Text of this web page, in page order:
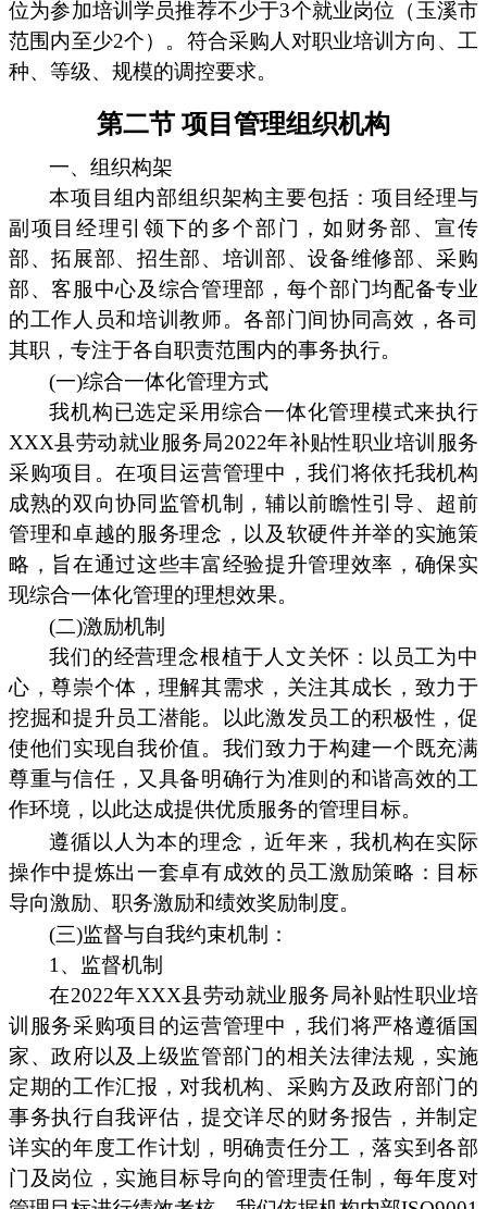
位为参加培训学员推荐不少于3个就业岗位（玉溪市
范围内至少2个）。符合采购人对职业培训方向、工
种、等级、规模的调控要求。
第二节 项目管理组织机构
一、组织构架
本项目组内部组织架构主要包括：项目经理与
副项目经理引领下的多个部门，如财务部、宣传
部、拓展部、招生部、培训部、设备维修部、采购
部、客服中心及综合管理部，每个部门均配备专业
的工作人员和培训教师。各部门间协同高效，各司
其职，专注于各自职责范围内的事务执行。
(一)综合一体化管理方式
我机构已选定采用综合一体化管理模式来执行
XXX县劳动就业服务局2022年补贴性职业培训服务
采购项目。在项目运营管理中，我们将依托我机构
成熟的双向协同监管机制，辅以前瞻性引导、超前
管理和卓越的服务理念，以及软硬件并举的实施策
略，旨在通过这些丰富经验提升管理效率，确保实
现综合一体化管理的理想效果。
(二)激励机制
我们的经营理念根植于人文关怀：以员工为中
心，尊崇个体，理解其需求，关注其成长，致力于
挖掘和提升员工潜能。以此激发员工的积极性，促
使他们实现自我价值。我们致力于构建一个既充满
尊重与信任，又具备明确行为准则的和谐高效的工
作环境，以此达成提供优质服务的管理目标。
遵循以人为本的理念，近年来，我机构在实际
操作中提炼出一套卓有成效的员工激励策略：目标
导向激励、职务激励和绩效奖励制度。
(三)监督与自我约束机制：
1、监督机制
在2022年XXX县劳动就业服务局补贴性职业培
训服务采购项目的运营管理中，我们将严格遵循国
家、政府以及上级监管部门的相关法律法规，实施
定期的工作汇报，对我机构、采购方及政府部门的
事务执行自我评估，提交详尽的财务报告，并制定
详实的年度工作计划，明确责任分工，落实到各部
门及岗位，实施目标导向的管理责任制，每年度对